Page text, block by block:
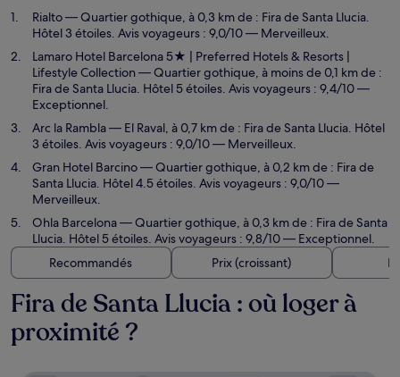
Rialto— Quartier gothique, à 0,3 km de : Fira de Santa Llucia.
Hôtel 3 étoiles. Avis voyageurs : 9,0/10 — Merveilleux.
Lamaro Hotel Barcelona 5★ | Preferred Hotels & Resorts |
Lifestyle Collection— Quartier gothique, à moins de 0,1 km de :
Fira de Santa Llucia. Hôtel 5 étoiles. Avis voyageurs : 9,4/10 —
Exceptionnel.
Arc la Rambla— El Raval, à 0,7 km de : Fira de Santa Llucia. Hôtel
3 étoiles. Avis voyageurs : 9,0/10 — Merveilleux.
Gran Hotel Barcino— Quartier gothique, à 0,2 km de : Fira de
Santa Llucia. Hôtel 4.5 étoiles. Avis voyageurs : 9,0/10 —
Merveilleux.
Ohla Barcelona— Quartier gothique, à 0,3 km de : Fira de Santa
Llucia. Hôtel 5 étoiles. Avis voyageurs : 9,8/10 — Exceptionnel.
Recommandés
Prix (croissant)
Fira de Santa Llucia : où loger à
proximité ?